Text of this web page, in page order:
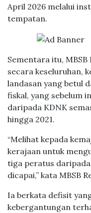
April 2026 melalui
tempatan.
Sementara itu,
secara keseluruhan,
landasan yang betul
fiskal, yang sebelum
daripada KDNK
hingga 2021.
“Melihat kepada
kerajaan untuk
tiga peratus
dicapai,” kata MBSB
Ia berkata defisit
kebergantungan